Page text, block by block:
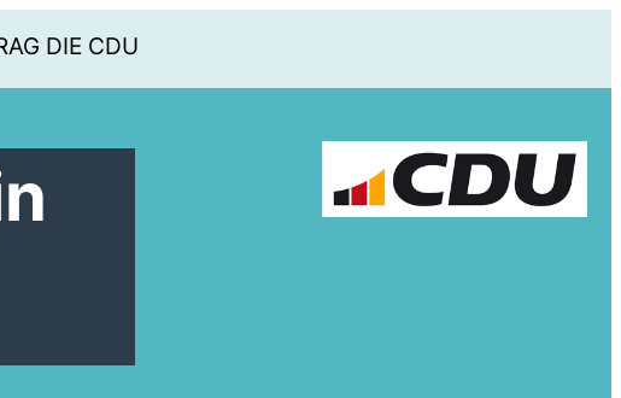
DIE CDU